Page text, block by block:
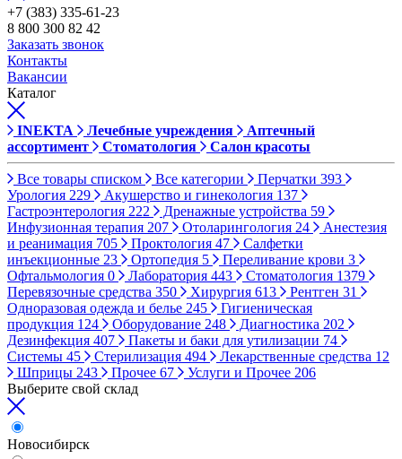
+7 (383) 335-61-23
8 800 300 82 42
Заказать звонок
Контакты
Вакансии
Каталог
INEKTA Лечебные учреждения
Аптечный
ассортимент
Стоматология Салон красоты
Все товары списком Все категории Перчатки 393
Урология 229 Акушерство и гинекология 137
Гастроэнтерология 222 Дренажные устройства 59
Инфузионная терапия 207 Отоларингология 24
Анестезия
и реанимация 705 Проктология 47
Салфетки
инъекционные 23 Ортопедия 5 Переливание крови 3
Офтальмология 0 Лаборатория 443 Стоматология 1379
Перевязочные средства 350 Хирургия 613 Рентген 31
Одноразовая одежда и белье 245
Гигиеническая
продукция 124 Оборудование 248 Диагностика 202
Дезинфекция 407 Пакеты и баки для утилизации 74
Системы 45 Стерилизация 494 Лекарственные средства 12
Шприцы 243 Прочее 67 Услуги и Прочее 206
Выберите свой склад
Новосибирск